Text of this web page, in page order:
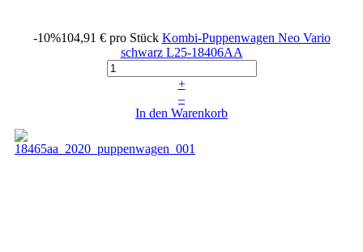
-10%104,91 € pro Stück Kombi-Puppenwagen Neo Vario
schwarz L25-18406AA
+
–
In den Warenkorb